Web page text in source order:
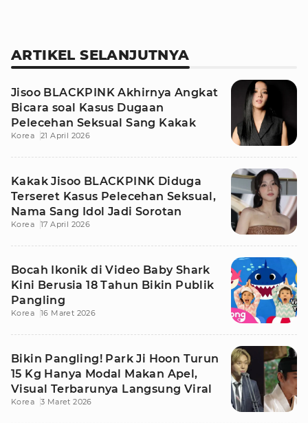
ARTIKEL SELANJUTNYA
Jisoo BLACKPINK Akhirnya Angkat
Bicara soal Kasus Dugaan
Pelecehan Seksual Sang Kakak
Korea 21 April 2026
Kakak Jisoo BLACKPINK Diduga
Terseret Kasus Pelecehan Seksual,
Nama Sang Idol Jadi Sorotan
Korea 17 April 2026
Bocah Ikonik di Video Baby Shark
Kini Berusia 18 Tahun Bikin Publik
Pangling
Korea 16 Maret 2026
Bikin Pangling! Park Ji Hoon Turun
15 Kg Hanya Modal Makan Apel,
Visual Terbarunya Langsung Viral
Korea 3 Maret 2026